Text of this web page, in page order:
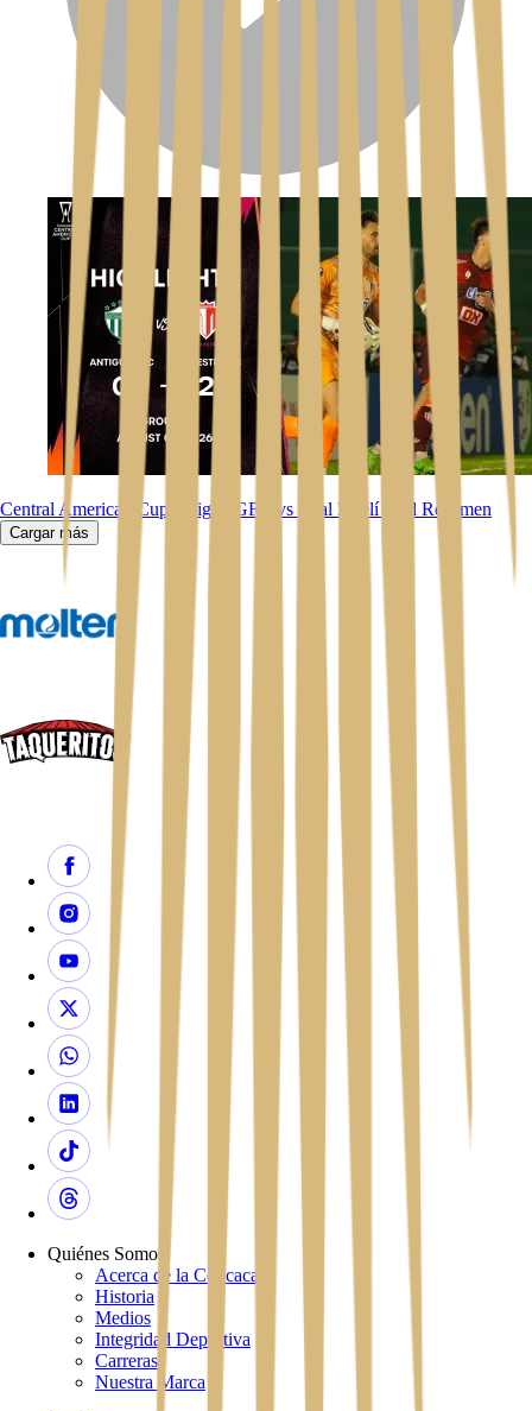
Central American Cup Antigua GFC vs Real Estelí FC l Resumen
Cargar más
Quiénes Somos
Acerca de la Concacaf
Historia
Medios
Integridad Deportiva
Carreras
Nuestra Marca